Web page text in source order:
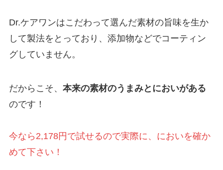
Dr.ケアワンはこだわって選んだ素材の旨味を生か
して製法をとっており、添加物などでコーティン
グしていません。
だからこそ、 本来の素材のうまみとにおいがある
のです！
今なら2,178円で試せるので実際に、においを確か
めて下さい！